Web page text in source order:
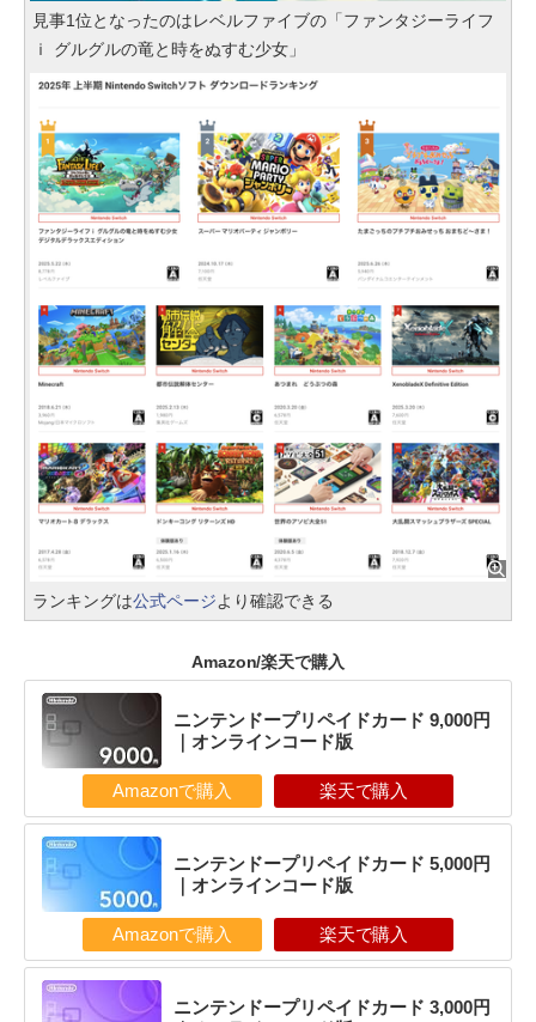
見事1位となったのはレベルファイブの「ファンタジーライフ
ｉ グルグルの竜と時をぬすむ少女」
ランキングは公式ページより確認できる
Amazon/楽天で購入
ニンテンドープリペイドカード 9,000円
｜オンラインコード版
Amazonで購入 楽天で購入
ニンテンドープリペイドカード 5,000円
｜オンラインコード版
Amazonで購入 楽天で購入
ニンテンドープリペイドカード 3,000円